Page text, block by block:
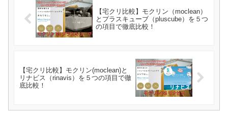
【宅クリ比較】モクリン（moclean）
とプラスキューブ（pluscube）を５つ
の項目で徹底比較！
【宅クリ比較】モクリン(moclean)と
リナビス（rinavis）を５つの項目で徹
底比較！